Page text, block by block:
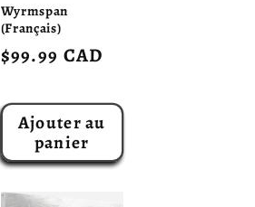
Wyrmspan
(Français)
Prix
$99.99 CAD
Ajouter au
panier